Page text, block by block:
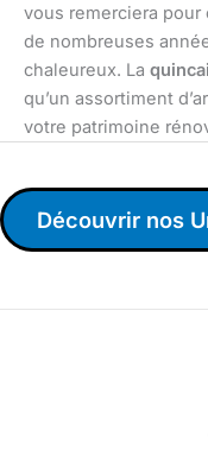
vous remerciera
de nombreuses
chaleureux. La
qu’un assortiment
votre patrimoine
Découvrir nos